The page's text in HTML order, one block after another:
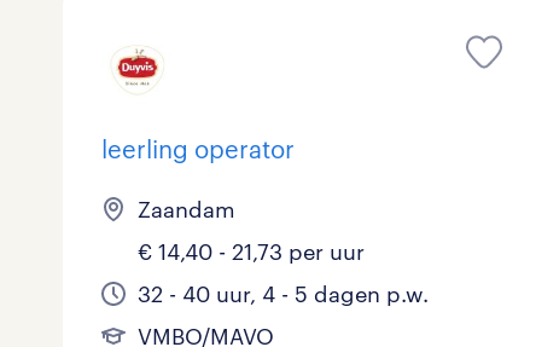
leerling operator
Zaandam
€ 14,40 - 21,73 per uur
32 - 40 uur, 4 - 5 dagen p.w.
VMBO/MAVO